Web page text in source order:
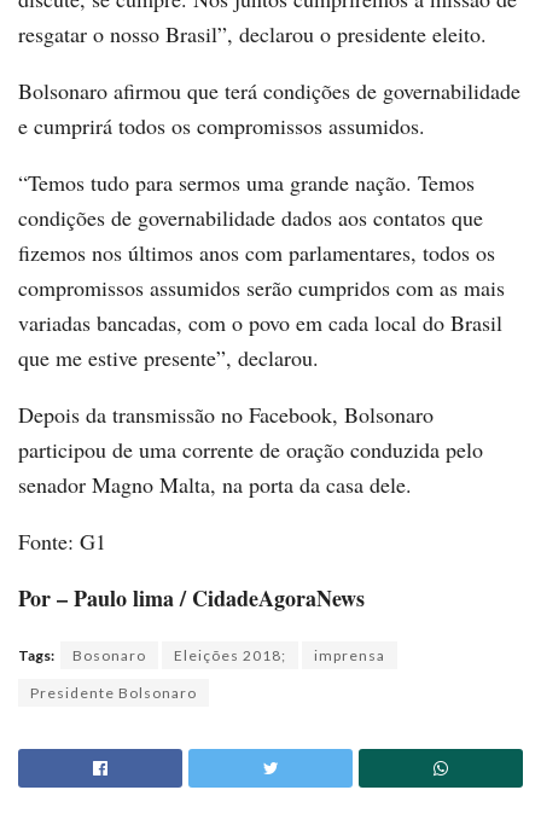
resgatar o nosso Brasil”, declarou o presidente eleito.
Bolsonaro afirmou que terá condições de governabilidade
e cumprirá todos os compromissos assumidos.
“Temos tudo para sermos uma grande nação. Temos
condições de governabilidade dados aos contatos que
fizemos nos últimos anos com parlamentares, todos os
compromissos assumidos serão cumpridos com as mais
variadas bancadas, com o povo em cada local do Brasil
que me estive presente”, declarou.
Depois da transmissão no Facebook, Bolsonaro
participou de uma corrente de oração conduzida pelo
senador Magno Malta, na porta da casa dele.
Fonte: G1
Por – Paulo lima / CidadeAgoraNews
Tags: Bosonaro Eleições 2018; imprensa
Presidente Bolsonaro